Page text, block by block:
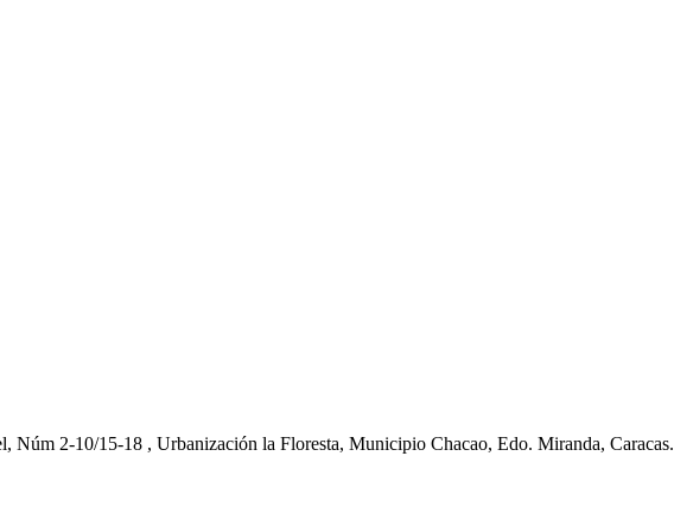
Núm 2-10/15-18 , Urbanización la Floresta, Municipio Chacao, Edo. Miranda, Caracas.